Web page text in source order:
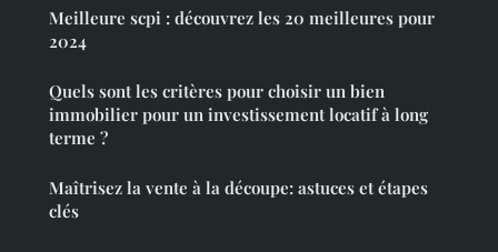
Meilleure scpi : découvrez les 20 meilleures pour
2024
Quels sont les critères pour choisir un bien
immobilier pour un investissement locatif à long
terme ?
Maîtrisez la vente à la découpe: astuces et étapes
clés